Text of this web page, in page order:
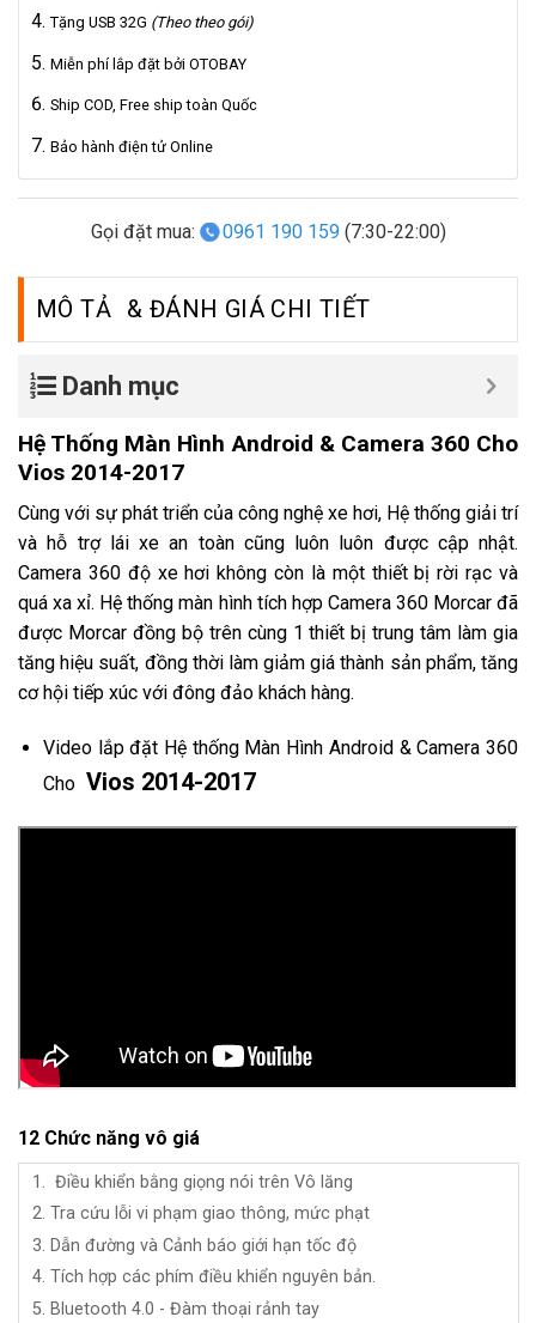
Tặng USB 32G (Theo theo gói)
Miễn phí lắp đặt bởi OTOBAY
Ship COD, Free ship toàn Quốc
Bảo hành điện tử Online
Gọi đặt mua: 0961 190 159 (7:30-22:00)
MÔ TẢ
Danh mục
Hệ Thống Màn Hình Android & Camera 360 Cho
Vios 2014-2017
Cùng với sự phát triển của công nghệ xe hơi, Hệ thống giải trí
và hỗ trợ lái xe an toàn cũng luôn luôn được cập nhật.
Camera 360 độ xe hơi không còn là một thiết bị rời rạc và
quá xa xỉ. Hệ thống màn hình tích hợp Camera 360 Morcar đã
được Morcar đồng bộ trên cùng 1 thiết bị trung tâm làm gia
tăng hiệu suất, đồng thời làm giảm giá thành sản phẩm, tăng
cơ hội tiếp xúc với đông đảo khách hàng.
Video lắp đặt Hệ thống Màn Hình Android & Camera 360
Cho Vios 2014-2017
12 Chức năng vô giá
Điều khiển bằng giọng nói trên Vô lăng
Tra cứu lỗi vi phạm giao thông, mức phạt
Dẫn đường và Cảnh báo giới hạn tốc độ
Tích hợp các phím điều khiển nguyên bản.
Bluetooth 4.0 - Đàm thoại rảnh tay